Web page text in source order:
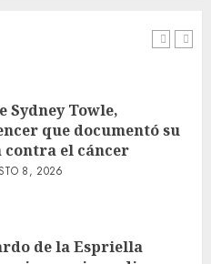
8, 2026
Sydney Towle,
que documentó su
contra el cáncer
8, 2026
de la Espriella